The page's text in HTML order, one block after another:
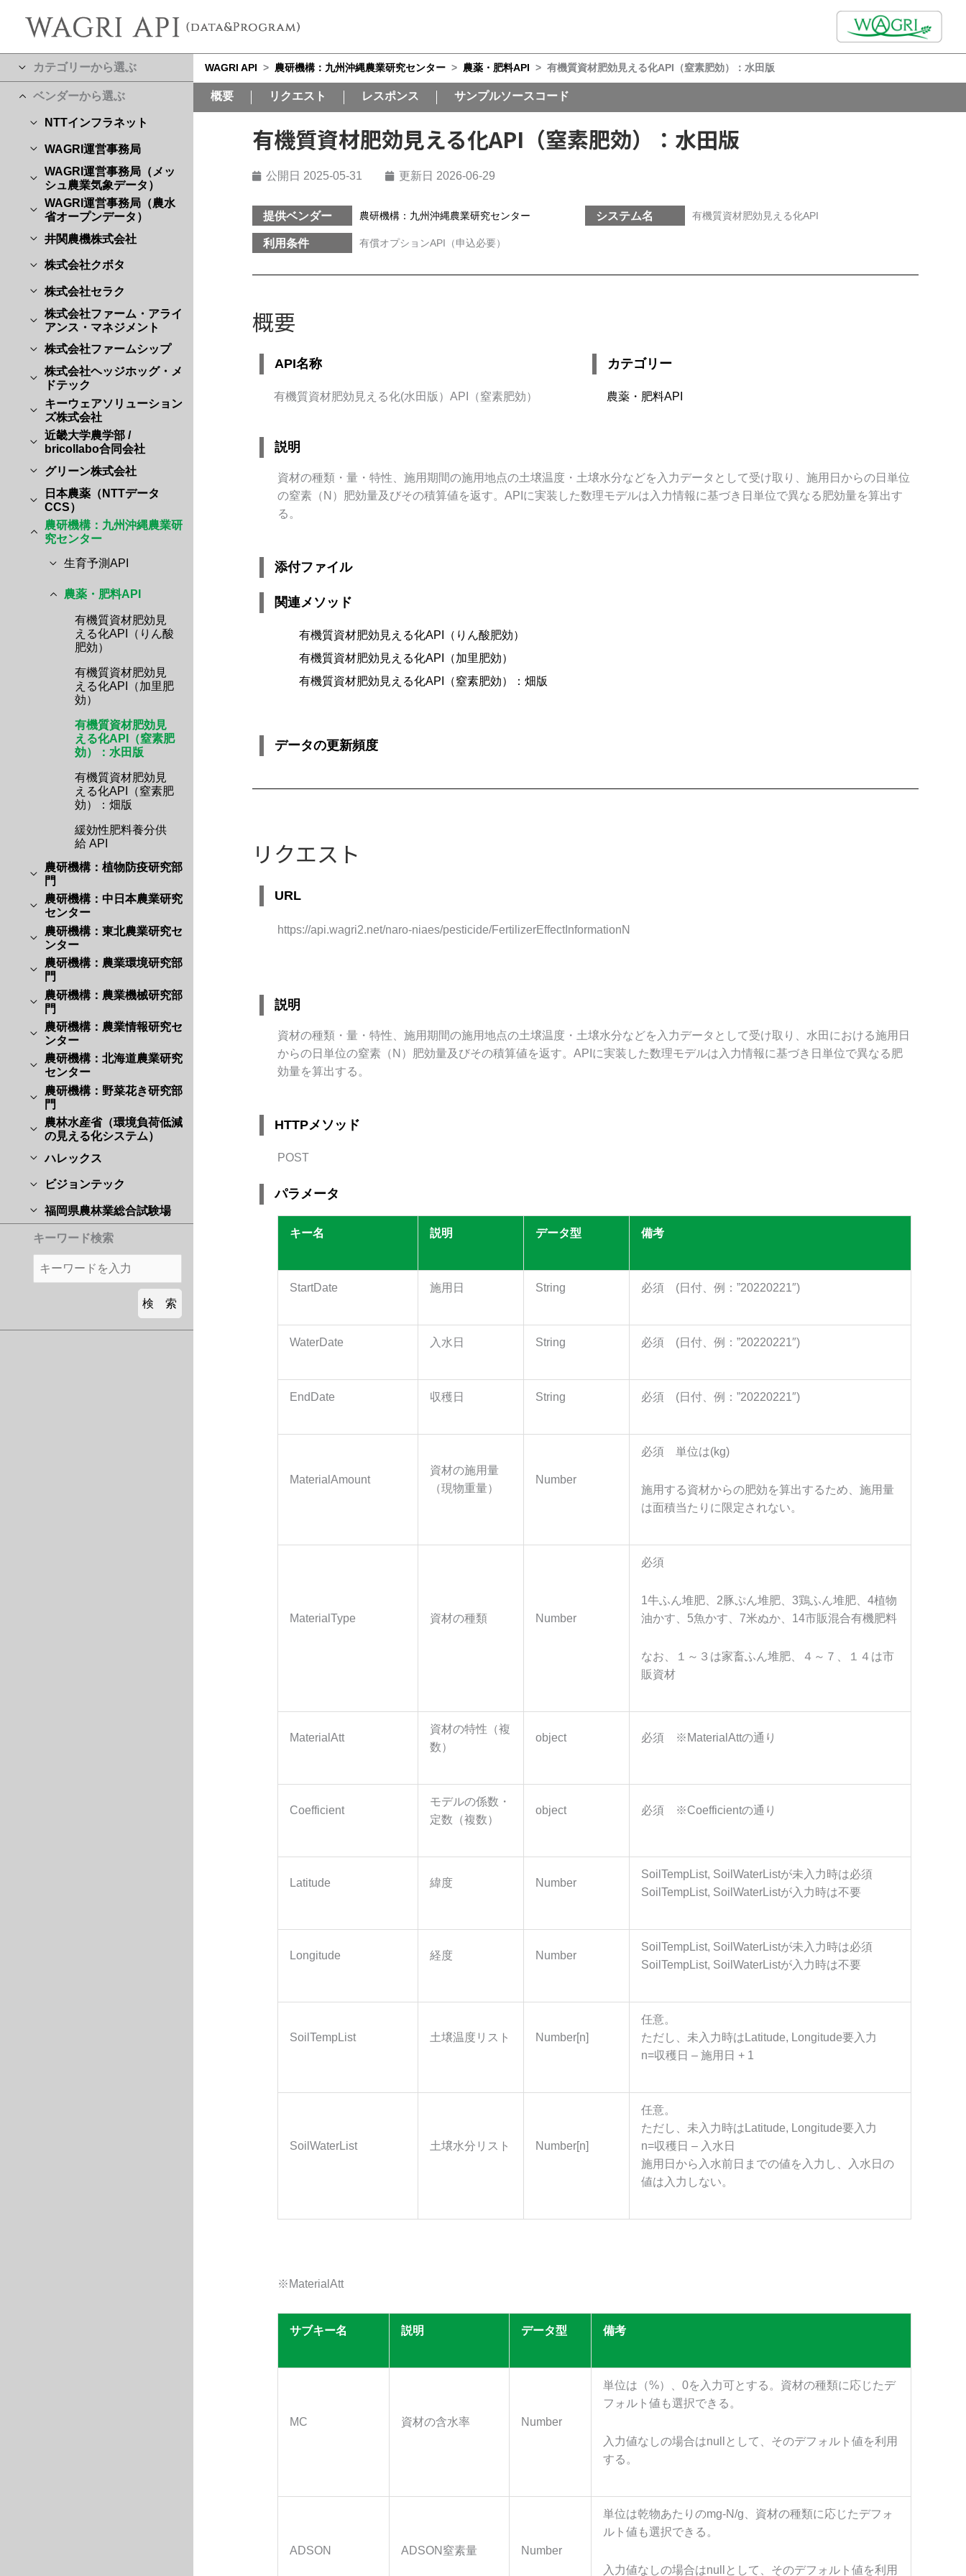
カテゴリーから選ぶ
ベンダーから選ぶ
NTTインフラネット
WAGRI運営事務局
WAGRI運営事務局（メッ
シュ農業気象データ）
WAGRI運営事務局（農水
省オープンデータ）
井関農機株式会社
株式会社クボタ
株式会社セラク
株式会社ファーム・アライ
アンス・マネジメント
株式会社ファームシップ
株式会社ヘッジホッグ・メ
ドテック
キーウェアソリューション
ズ株式会社
近畿大学農学部 /
bricollabo合同会社
グリーン株式会社
日本農薬（NTTデータ
CCS）
農研機構：九州沖縄農業研
究センター
生育予測API
農薬・肥料API
有機質資材肥効見
える化API（りん酸
肥効）
有機質資材肥効見
える化API（加里肥
効）
有機質資材肥効見
える化API（窒素肥
効）：水田版
有機質資材肥効見
える化API（窒素肥
効）：畑版
緩効性肥料養分供
給 API
農研機構：植物防疫研究部
門
農研機構：中日本農業研究
センター
農研機構：東北農業研究セ
ンター
農研機構：農業環境研究部
門
農研機構：農業機械研究部
門
農研機構：農業情報研究セ
ンター
農研機構：北海道農業研究
センター
農研機構：野菜花き研究部
門
農林水産省（環境負荷低減
の見える化システム）
ハレックス
ビジョンテック
福岡県農林業総合試験場
キーワード検索
WAGRI API > 農研機構：九州沖縄農業研究センター > 農薬・肥料API > 有機質資材肥効見える化API（窒素肥効）：水田版
概要 リクエスト レスポンス サンプルソースコード
有機質資材肥効見える化API（窒素肥効）：水田版
公開日 2025-05-31 更新日 2026-06-29
提供ベンダー 農研機構：九州沖縄農業研究センター システム名 有機質資材肥効見える化API
利用条件 有償オプションAPI（申込必要）
概要
API名称
有機質資材肥効見える化(水田版）API（窒素肥効）
カテゴリー
農薬・肥料API
説明
資材の種類・量・特性、施用期間の施用地点の土壌温度・土壌水分などを入力データとして受け取り、施用日からの日単位
の窒素（N）肥効量及びその積算値を返す。APIに実装した数理モデルは入力情報に基づき日単位で異なる肥効量を算出す
る。
添付ファイル
関連メソッド
有機質資材肥効見える化API（りん酸肥効）
有機質資材肥効見える化API（加里肥効）
有機質資材肥効見える化API（窒素肥効）：畑版
データの更新頻度
リクエスト
URL
https://api.wagri2.net/naro-niaes/pesticide/FertilizerEffectInformationN
説明
資材の種類・量・特性、施用期間の施用地点の土壌温度・土壌水分などを入力データとして受け取り、 水田における施用日
からの日単位の窒素（N）肥効量及びその積算値を返す。APIに実装した数理モデルは入力情報に基づき日単位で異なる肥
効量を算出する。
HTTPメソッド
POST
パラメータ
キー名 説明 データ型 備考
StartDate 施用日 String 必須 (日付、例：”20220221″)
WaterDate 入水日 String 必須 (日付、例：”20220221″)
EndDate 収穫日 String 必須 (日付、例：”20220221″)
MaterialAmount
資材の施用量
（現物重量）
Number
必須 単位は(kg)
施用する資材からの肥効を算出するため、施用量
は面積当たりに限定されない。
MaterialType 資材の種類 Number
必須
1牛ふん堆肥、2豚ぷん堆肥、3鶏ふん堆肥、4植物
油かす、5魚かす、7米ぬか、14市販混合有機肥料
なお、１～３は家畜ふん堆肥、４～７、１４は市
販資材
MaterialAtt
資材の特性（複
数）
object 必須 ※MaterialAttの通り
Coefficient
モデルの係数・
定数（複数）
object 必須 ※Coefficientの通り
Latitude 緯度 Number
SoilTempList, SoilWaterListが未入力時は必須
SoilTempList, SoilWaterListが入力時は不要
Longitude 経度 Number
SoilTempList, SoilWaterListが未入力時は必須
SoilTempList, SoilWaterListが入力時は不要
SoilTempList 土壌温度リスト Number[n]
任意。
ただし、未入力時はLatitude, Longitude要入力
n=収穫日 – 施用日 + 1
SoilWaterList 土壌水分リスト Number[n]
任意。
ただし、未入力時はLatitude, Longitude要入力
n=収穫日 – 入水日
施用日から入水前日までの値を入力し、入水日の
値は入力しない。
※MaterialAtt
サブキー名 説明 データ型 備考
MC 資材の含水率 Number
単位は（%）、0を入力可とする。資材の種類に応じたデ
フォルト値も選択できる。
入力値なしの場合はnullとして、そのデフォルト値を利用
する。
ADSON ADSON窒素量 Number
単位は乾物あたりのmg-N/g、資材の種類に応じたデフォ
ルト値も選択できる。
入力値なしの場合はnullとして、そのデフォルト値を利用